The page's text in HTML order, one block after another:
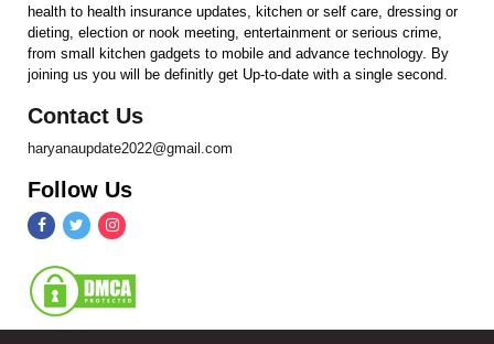
health to health insurance updates, kitchen or self care, dressing or
dieting, election or nook meeting, entertainment or serious crime,
from small kitchen gadgets to mobile and advance technology. By
joining us you will be definitly get Up-to-date with a single second.
Contact Us
haryanaupdate2022@gmail.com
Follow Us